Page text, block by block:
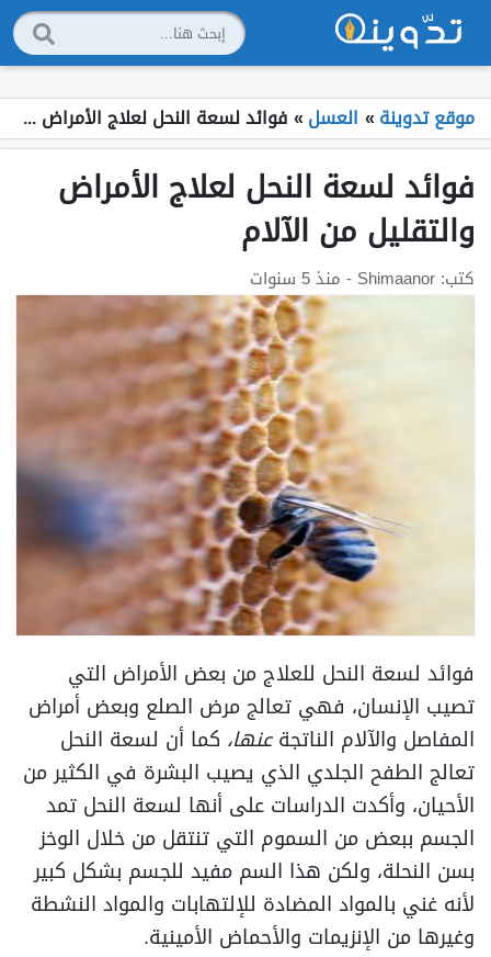
موقع تدوينة» العسل»فوائد لسعة النحل لعلاج الأمراض والتقليل من الآلام
فوائد لسعة النحل لعلاج الأمراض
والتقليل من الآلام
كتب: Shimaanor - منذ 5 سنوات
فوائد لسعة النحل للعلاج من بعض الأمراض التي
تصيب الإنسان، فهي تعالج مرض الصلع وبعض أمراض
المفاصل والآلام الناتجةعنها، كما أن لسعة النحل
تعالج الطفح الجلدي الذي يصيب البشرة في الكثير من
الأحيان، وأكدت الدراسات على أنها لسعة النحل تمد
الجسم ببعض من السموم التي تنتقل من خلال الوخز
بسن النحلة، ولكن هذا السم مفيد للجسم بشكل كبير
لأنه غني بالمواد المضادة للإلتهابات والمواد النشطة
وغيرها من الإنزيمات والأحماض الأمينية.